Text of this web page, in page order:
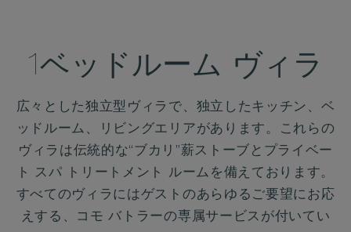
1ベッドルーム ヴィラ
広々とした独立型ヴィラで、独立したキッチン、ベ
ッドルーム、リビングエリアがあります。これらの
ヴィラは伝統的な“ブカリ”薪ストーブとプライベー
ト スパ トリートメント ルームを備えております。
すべてのヴィラにはゲストのあらゆるご要望にお応
えする、コモ バトラーの専属サービスが付いてい